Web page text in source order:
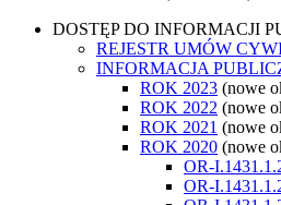
DOSTĘP DO INFORMACJI
REJESTR UMÓW
INFORMACJA
ROK 2023 (nowe
ROK 2022 (nowe
ROK 2021 (nowe
ROK 2020 (nowe
OR-
OR-